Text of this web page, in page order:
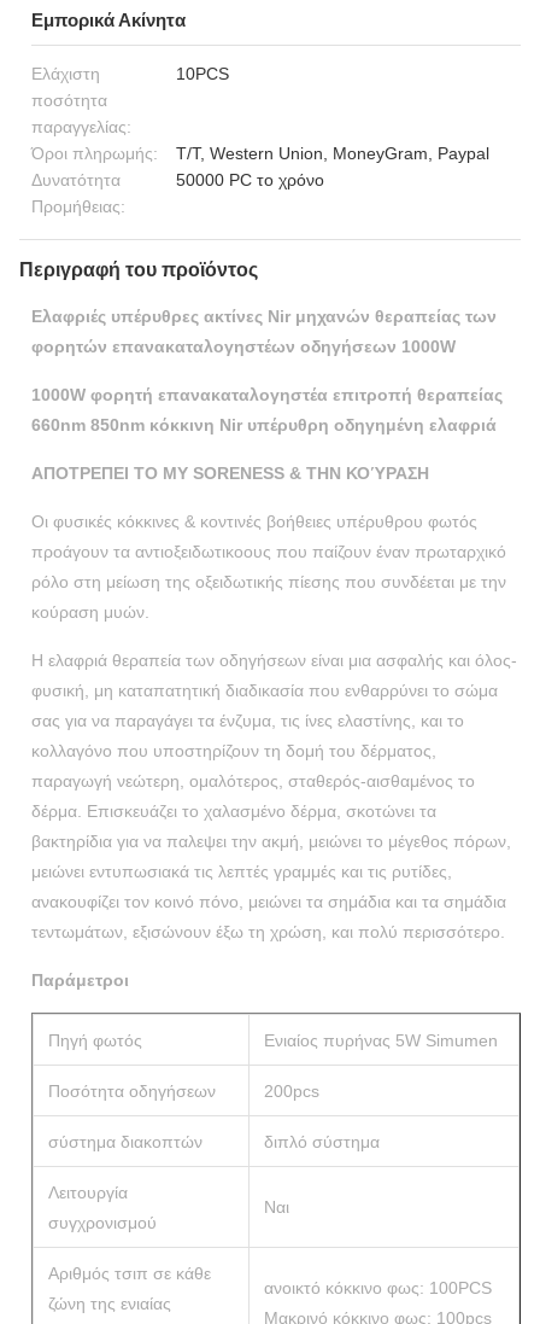
Εμπορικά Ακίνητα
Ελάχιστη
ποσότητα
παραγγελίας:
10PCS
Όροι πληρωμής:
T/T, Western Union, MoneyGram, Paypal
Δυνατότητα
Προμήθειας:
50000 PC το χρόνο
Περιγραφή του προϊόντος
Ελαφριές υπέρυθρες ακτίνες Nir μηχανών θεραπείας των
φορητών επανακαταλογηστέων οδηγήσεων 1000W
1000W φορητή επανακαταλογηστέα επιτροπή θεραπείας
660nm 850nm κόκκινη Nir υπέρυθρη οδηγημένη ελαφριά
ΑΠΟΤΡΕΠΕΙ ΤΟ ΜΥ SORENESS & ΤΗΝ ΚΟΎΡΑΣΗ
Οι φυσικές κόκκινες & κοντινές βοήθειες υπέρυθρου φωτός
προάγουν τα αντιοξειδωτικοους που παίζουν έναν πρωταρχικό
ρόλο στη μείωση της οξειδωτικής πίεσης που συνδέεται με την
κούραση μυών.
Η ελαφριά θεραπεία των οδηγήσεων είναι μια ασφαλής και όλος-
φυσική, μη καταπατητική διαδικασία που ενθαρρύνει το σώμα
σας για να παραγάγει τα ένζυμα, τις ίνες ελαστίνης, και το
κολλαγόνο που υποστηρίζουν τη δομή του δέρματος,
παραγωγή νεώτερη, ομαλότερος, σταθερός-αισθαμένος το
δέρμα. Επισκευάζει το χαλασμένο δέρμα, σκοτώνει τα
βακτηρίδια για να παλεψει την ακμή, μειώνει το μέγεθος πόρων,
μειώνει εντυπωσιακά τις λεπτές γραμμές και τις ρυτίδες,
ανακουφίζει τον κοινό πόνο, μειώνει τα σημάδια και τα σημάδια
τεντωμάτων, εξισώνουν έξω τη χρώση, και πολύ περισσότερο.
Παράμετροι
Πηγή φωτός Ενιαίος πυρήνας 5W Simumen
Ποσότητα οδηγήσεων 200pcs
σύστημα διακοπτών διπλό σύστημα
Λειτουργία
συγχρονισμού
Ναι
Αριθμός τσιπ σε κάθε
ζώνη της ενιαίας
ανοικτό κόκκινο φως: 100PCS
Μακρινό κόκκινο φως: 100pcs